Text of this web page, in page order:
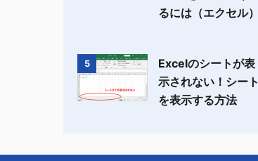
るには（エクセル）
5
Excelのシートが表
示されない！シート
を表示する方法